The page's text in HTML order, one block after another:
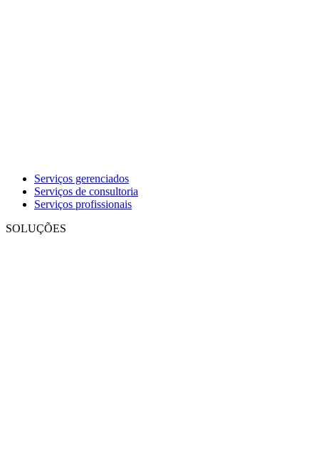
Serviços gerenciados
Serviços de consultoria
Serviços profissionais
SOLUÇÕES